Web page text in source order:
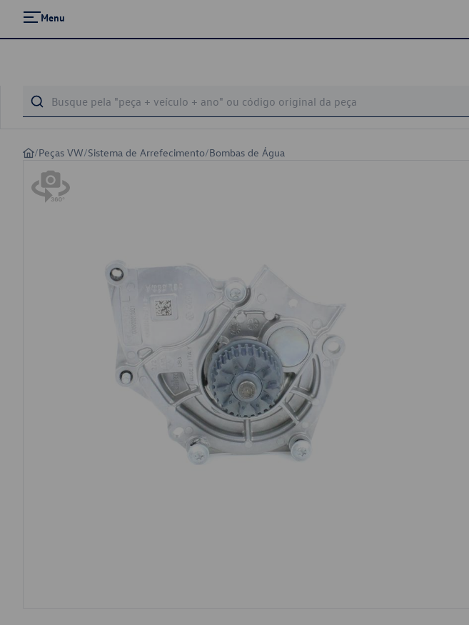
Menu
/Peças VW/Sistema de Arrefecimento/Bombas de Água